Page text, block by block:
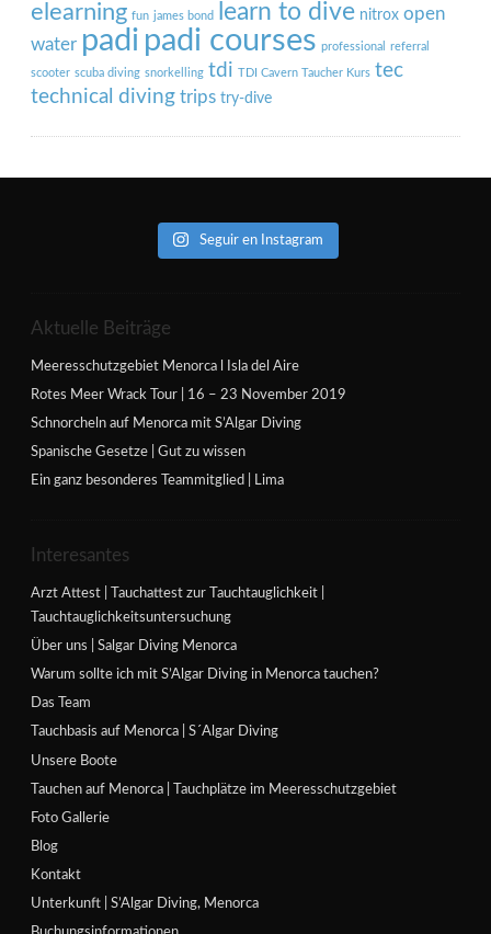
elearning fun james bond learn to dive nitrox open
water padi padi courses professional referral
scooter scuba diving snorkelling tdi TDI Cavern Taucher Kurs tec
technical diving trips try-dive
Seguir en Instagram
Aktuelle Beiträge
Meeresschutzgebiet Menorca l Isla del Aire
Rotes Meer Wrack Tour | 16 – 23 November 2019
Schnorcheln auf Menorca mit S’Algar Diving
Spanische Gesetze | Gut zu wissen
Ein ganz besonderes Teammitglied | Lima
Interesantes
Arzt Attest | Tauchattest zur Tauchtauglichkeit |
Tauchtauglichkeitsuntersuchung
Über uns | Salgar Diving Menorca
Warum sollte ich mit S’Algar Diving in Menorca tauchen?
Das Team
Tauchbasis auf Menorca | S´Algar Diving
Unsere Boote
Tauchen auf Menorca | Tauchplätze im Meeresschutzgebiet
Foto Gallerie
Blog
Kontakt
Unterkunft | S’Algar Diving, Menorca